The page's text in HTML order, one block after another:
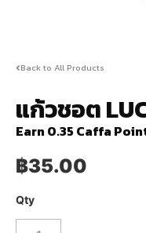
Back to All Products
แก้วชอต
Earn 0.35 Caffa
฿35.00